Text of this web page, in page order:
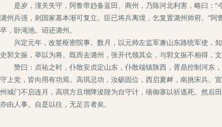
是岁，潼关失守，阿鲁带趋备蓝田、商州，乃陈河北利害，略曰：“
潞州兵强，则国家基本渐可复立。臣已将兵离境，乞复置潞州帅府。”
卒，卧渑池。诏还潞州。
兴定元年，改签枢密院事。数月，以元帅左监军兼山东路统军使，
史郭文振，举以为将。既而去潞州，张开代领其众，与郭文振不相得，
赞曰：贞祐之时，仆散安贞定山东，仆散端镇陕西，胥鼎控制河东
守上党，皆向用有功焉。高琪忌功，汝砺固位，西启夏衅，南挑宋兵。
州城门不启连月，高琪方且增陴浚隍为自守计，缮御寨以祈逃死。然后
亦由人事。自是以往，无足言者矣。